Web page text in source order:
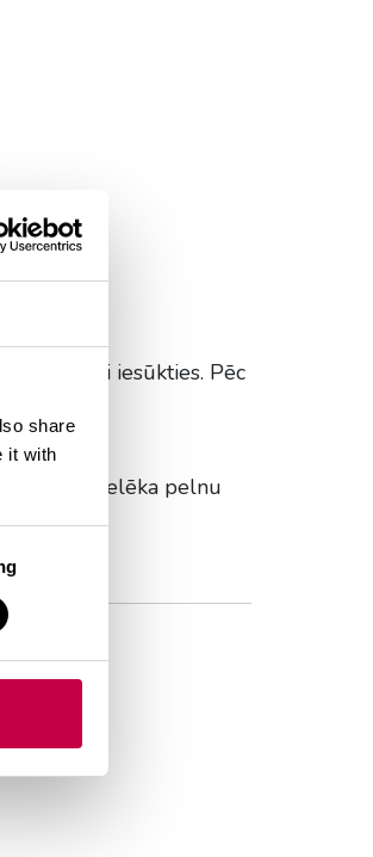
share
it with
tai iesūkties. Pēc
pelēka pelnu